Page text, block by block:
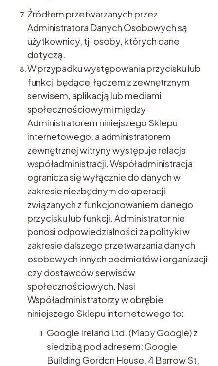
Źródłem przetwarzanych przez
Administratora Danych Osobowych są
użytkownicy, tj. osoby, których dane
dotyczą.
W przypadku występowania przycisku lub
funkcji będącej łączem z zewnętrznym
serwisem, aplikacją lub mediami
społecznościowymi między
Administratorem niniejszego Sklepu
internetowego, a administratorem
zewnętrznej witryny występuje relacja
współadministracji. Współadministracja
ogranicza się wyłącznie do danych w
zakresie niezbędnym do operacji
związanych z funkcjonowaniem danego
przycisku lub funkcji. Administrator nie
ponosi odpowiedzialności za polityki w
zakresie dalszego przetwarzania danych
osobowych innych podmiotów i organizacji
czy dostawców serwisów
społecznościowych. Nasi
Współadministratorzy w obrębie
niniejszego Sklepu internetowego to:
Google Ireland Ltd. (Mapy Google) z
siedzibą pod adresem: Google
Building Gordon House, 4 Barrow St,